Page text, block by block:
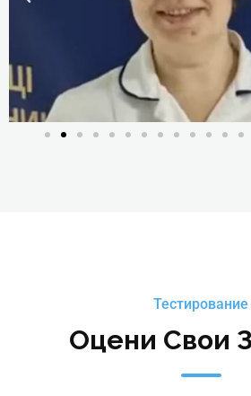
руководитель Школы
эстетической медицины,
Медицинского Центра
дерматолог,
Тестирование
Оцени Свои